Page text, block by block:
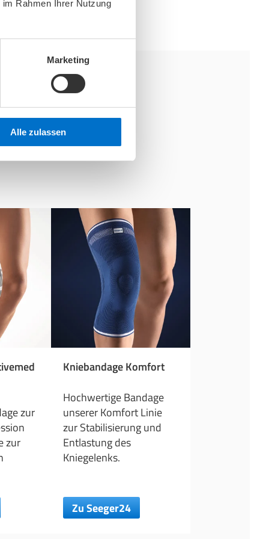
Rahmen Ihrer Nutzung
Marketing
Alle zulassen
zur
zur
Kniebandage Komfort
Hochwertige Bandage
unserer Komfort Linie
zur Stabilisierung und
Entlastung des
Kniegelenks.
Zu Seeger24